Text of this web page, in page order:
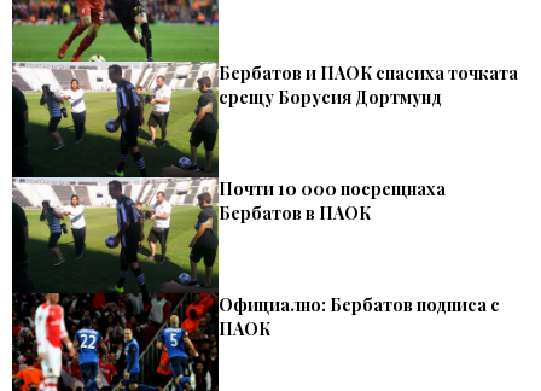
Бербатов и ПАОК спасиха точката
срещу Борусия Дортмунд
Почти 10 000 посрещнаха
Бербатов в ПАОК
Официално: Бербатов подписа с
ПАОК